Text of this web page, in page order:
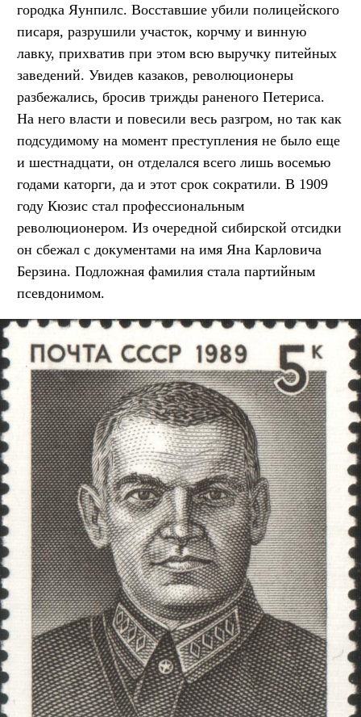
городка Яунпилс. Восставшие убили полицейского
писаря, разрушили участок, корчму и винную
лавку, прихватив при этом всю выручку питейных
заведений. Увидев казаков, революционеры
разбежались, бросив трижды раненого Петериса.
На него власти и повесили весь разгром, но так как
подсудимому на момент преступления не было еще
и шестнадцати, он отделался всего лишь восемью
годами каторги, да и этот срок сократили. В 1909
году Кюзис стал профессиональным
революционером. Из очередной сибирской отсидки
он сбежал с документами на имя Яна Карловича
Берзина. Подложная фамилия стала партийным
псевдонимом.